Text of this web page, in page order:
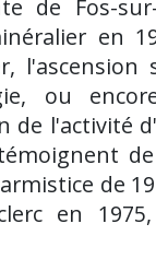
de Fos-
en
l'ascension
ou
de l'activité
de
en